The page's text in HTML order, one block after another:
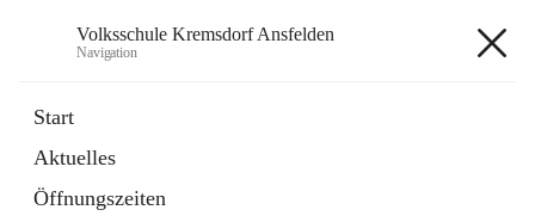
Volksschule Kremsdorf Ansfelden
Navigation
Start
Aktuelles
Öffnungszeiten